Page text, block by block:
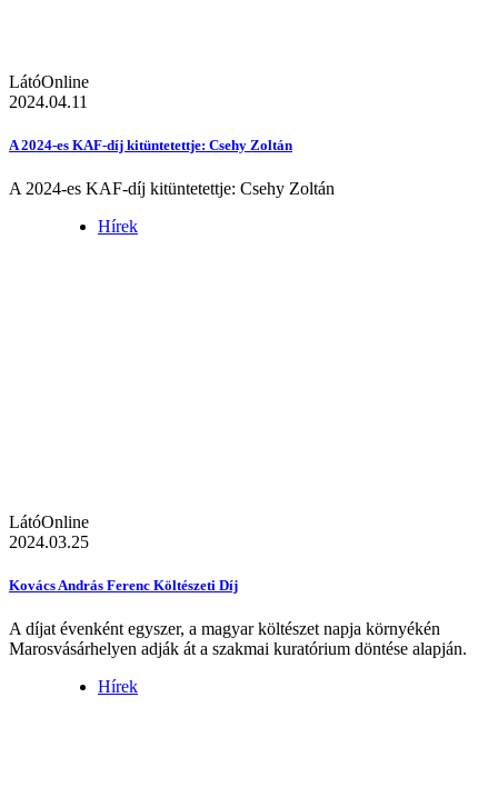
LátóOnline
2024.04.11
A 2024-es KAF-díj kitüntetettje: Csehy Zoltán
A 2024-es KAF-díj kitüntetettje: Csehy Zoltán
Hírek
LátóOnline
2024.03.25
Kovács András Ferenc Költészeti Díj
A díjat évenként egyszer, a magyar költészet napja környékén
Marosvásárhelyen adják át a szakmai kuratórium döntése alapján.
Hírek